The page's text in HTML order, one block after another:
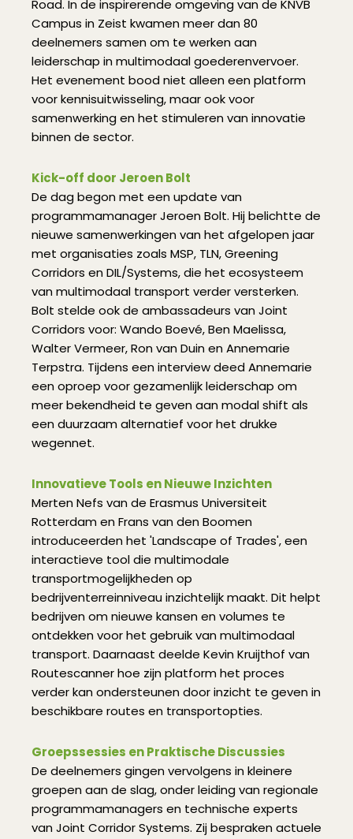
Road. In de inspirerende omgeving van de KNVB
Campus in Zeist kwamen meer dan 80
deelnemers samen om te werken aan
leiderschap in multimodaal goederenvervoer.
Het evenement bood niet alleen een platform
voor kennisuitwisseling, maar ook voor
samenwerking en het stimuleren van innovatie
binnen de sector.
Kick-off door Jeroen Bolt
De dag begon met een update van
programmamanager Jeroen Bolt. Hij belichtte de
nieuwe samenwerkingen van het afgelopen jaar
met organisaties zoals MSP, TLN, Greening
Corridors en DIL/Systems, die het ecosysteem
van multimodaal transport verder versterken.
Bolt stelde ook de ambassadeurs van Joint
Corridors voor: Wando Boevé, Ben Maelissa,
Walter Vermeer, Ron van Duin en Annemarie
Terpstra. Tijdens een interview deed Annemarie
een oproep voor gezamenlijk leiderschap om
meer bekendheid te geven aan modal shift als
een duurzaam alternatief voor het drukke
wegennet.
Innovatieve Tools en Nieuwe Inzichten
Merten Nefs van de Erasmus Universiteit
Rotterdam en Frans van den Boomen
introduceerden het 'Landscape of Trades', een
interactieve tool die multimodale
transportmogelijkheden op
bedrijventerreinniveau inzichtelijk maakt. Dit helpt
bedrijven om nieuwe kansen en volumes te
ontdekken voor het gebruik van multimodaal
transport. Daarnaast deelde Kevin Kruijthof van
Routescanner hoe zijn platform het proces
verder kan ondersteunen door inzicht te geven in
beschikbare routes en transportopties.
Groepssessies en Praktische Discussies
De deelnemers gingen vervolgens in kleinere
groepen aan de slag, onder leiding van regionale
programmamanagers en technische experts
van Joint Corridor Systems. Zij bespraken actuele